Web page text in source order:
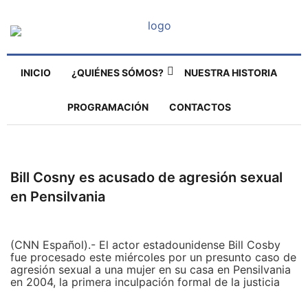
INICIO ¿QUIÉNES SÓMOS? NUESTRA HISTORIA
PROGRAMACIÓN CONTACTOS
Bill Cosny es acusado de agresión sexual
en Pensilvania
(CNN Español).- El actor estadounidense Bill Cosby
fue procesado este miércoles por un presunto caso de
agresión sexual a una mujer en su casa en Pensilvania
en 2004, la primera inculpación formal de la justicia